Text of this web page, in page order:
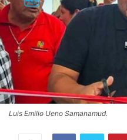
Luis Emilio Ueno Samanamud.